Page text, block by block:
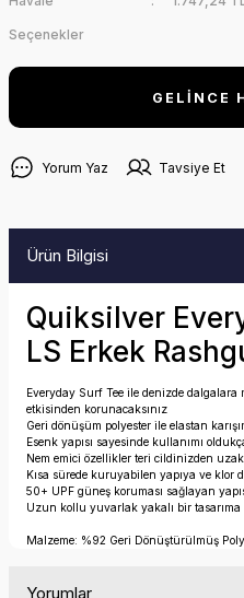
Seçenekler
GELİNCE
Yorum Yaz Tavsiye Et
Ürün Bilgisi
Quiksilver
LS Erkek
Everyday Surf Tee ile denizde
etkisinden korunacaksınız
Geri dönüşüm polyester ile elastan
Esenk yapısı sayesinde kullanımı
Nem emici özellikler teri cildinizden
Kısa sürede kuruyabilen yapıya ve klor
50+ UPF güneş koruması sağlayan
Uzun kollu yuvarlak yakalı bir tasarıma
Malzeme: %92 Geri Dönüştürülmüş
Yorumlar